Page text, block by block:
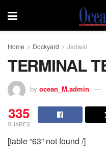
Home Dockyard Jadwal
TERMINAL
by ocean_M.admin
335
SHARES
[table “63” not found /]